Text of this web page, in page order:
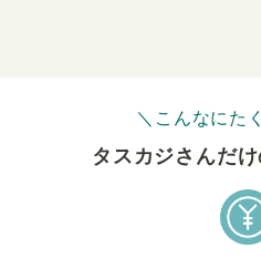
＼こんなにた
タスカジさんだ